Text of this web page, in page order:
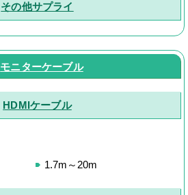
その他サプライ
モニターケーブル
HDMIケーブル
1.7m～20m